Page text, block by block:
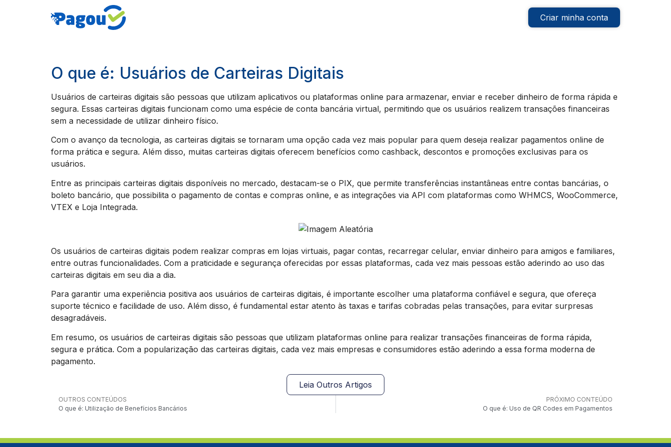
Criar minha conta
O que é: Usuários de Carteiras Digitais
Usuários de carteiras digitais são pessoas que utilizam aplicativos ou plataformas online para armazenar, enviar e receber dinheiro de forma rápida e
segura. Essas carteiras digitais funcionam como uma espécie de conta bancária virtual, permitindo que os usuários realizem transações financeiras
sem a necessidade de utilizar dinheiro físico.
Com o avanço da tecnologia, as carteiras digitais se tornaram uma opção cada vez mais popular para quem deseja realizar pagamentos online de
forma prática e segura. Além disso, muitas carteiras digitais oferecem benefícios como cashback, descontos e promoções exclusivas para os
usuários.
Entre as principais carteiras digitais disponíveis no mercado, destacam-se o PIX, que permite transferências instantâneas entre contas bancárias, o
boleto bancário, que possibilita o pagamento de contas e compras online, e as integrações via API com plataformas como WHMCS, WooCommerce,
VTEX e Loja Integrada.
Os usuários de carteiras digitais podem realizar compras em lojas virtuais, pagar contas, recarregar celular, enviar dinheiro para amigos e familiares,
entre outras funcionalidades. Com a praticidade e segurança oferecidas por essas plataformas, cada vez mais pessoas estão aderindo ao uso das
carteiras digitais em seu dia a dia.
Para garantir uma experiência positiva aos usuários de carteiras digitais, é importante escolher uma plataforma confiável e segura, que ofereça
suporte técnico e facilidade de uso. Além disso, é fundamental estar atento às taxas e tarifas cobradas pelas transações, para evitar surpresas
desagradáveis.
Em resumo, os usuários de carteiras digitais são pessoas que utilizam plataformas online para realizar transações financeiras de forma rápida,
segura e prática. Com a popularização das carteiras digitais, cada vez mais empresas e consumidores estão aderindo a essa forma moderna de
pagamento.
Leia Outros Artigos
OUTROS CONTEÚDOS
O que é: Utilização de Benefícios Bancários
PRÓXIMO CONTEÚDO
O que é: Uso de QR Codes em Pagamentos